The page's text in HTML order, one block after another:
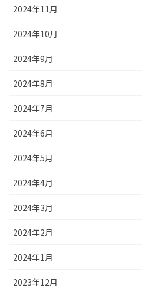
2024年11月
2024年10月
2024年9月
2024年8月
2024年7月
2024年6月
2024年5月
2024年4月
2024年3月
2024年2月
2024年1月
2023年12月